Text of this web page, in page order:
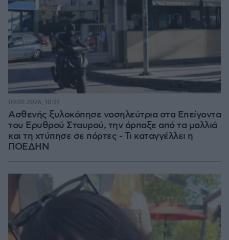
Ασθενής ξυλοκόπησε νοσηλεύτρια στα Επείγοντα
του Ερυθρού Σταυρού, την άρπαξε από τα μαλλιά
και τη χτύπησε σε πόρτες - Τι καταγγέλλει η
ΠΟΕΔΗΝ
09.08.2026, 10:51